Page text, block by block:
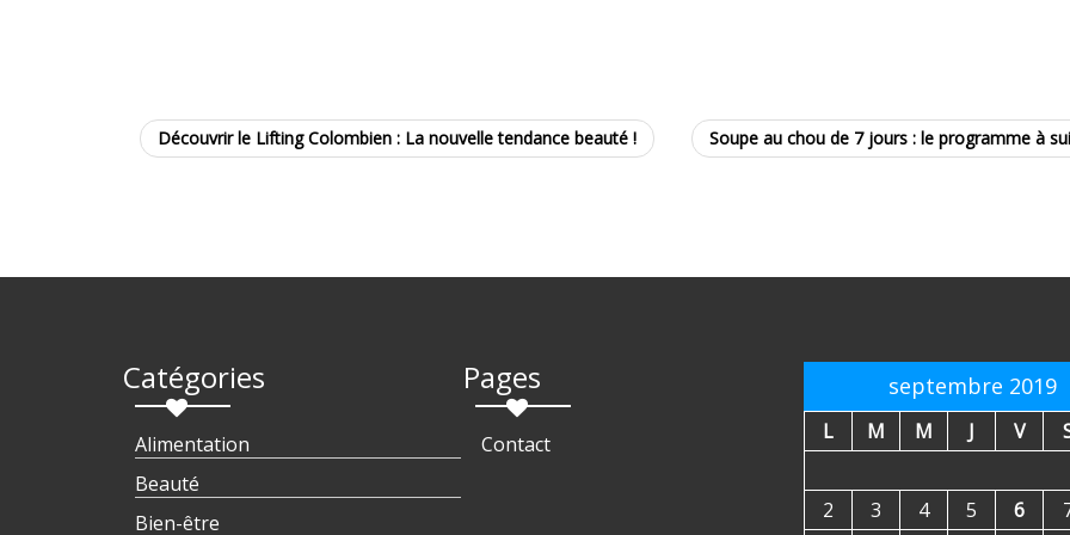
Découvrir le Lifting Colombien : La nouvelle tendance beauté ! Soupe au chou de 7 jours : le programme à
Catégories
Alimentation
Beauté
Bien-être
Pages
Contact
septembre 2019
L M M J V
2
3 4 5 6